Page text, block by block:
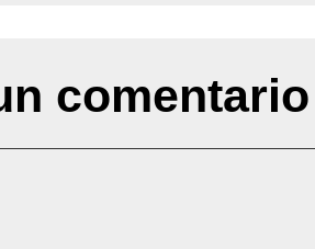
comentario